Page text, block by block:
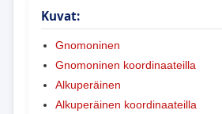
Kuvat:
Gnomoninen
Gnomoninen koordinaateilla
Alkuperäinen
Alkuperäinen koordinaateilla